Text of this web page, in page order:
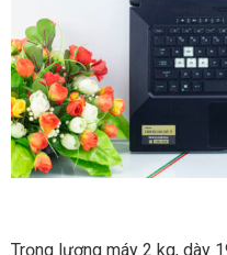
Trọng lượng máy 2 kg, dày